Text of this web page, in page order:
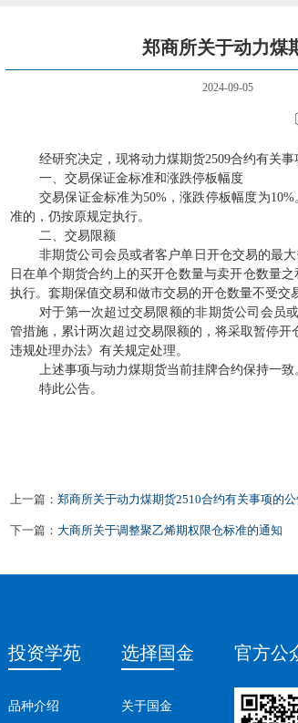
郑商所关于动力煤
2024-09-05
〔
经研究决定，现将动力煤期货2509合约有关事
一、交易保证金标准和涨跌停板幅度
交易保证金标准为50%，涨跌停板幅度为
准的，仍按原规定执行。
二、交易限额
非期货公司会员或者客户单日开仓交易的最
日在单个期货合约上的买开仓数量与卖开仓数量
执行。套期保值交易和做市交易的开仓数量不受交
对于第一次超过交易限额的非期货公司会员
管措施，累计两次超过交易限额的，将采取暂停
违规处理办法》有关规定处理。
上述事项与动力煤期货当前挂牌合约保持一致
特此公告。
上一篇： 郑商所关于动力煤期货2510合约有关事项的
下一篇： 大商所关于调整聚乙烯期权限仓标准的通知
投资学苑
品种介绍
选择国金
关于国金
官方公